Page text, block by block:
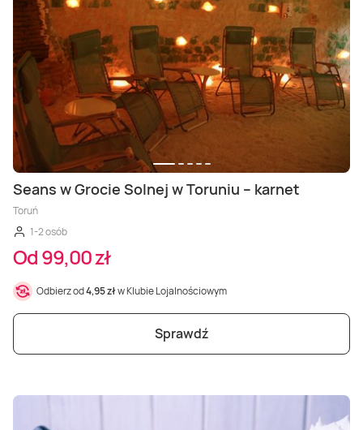
Seans w Grocie Solnej w Toruniu – karnet
Toruń
1-2 osób
Od 99,00 zł
Odbierz od4,95 złw Klubie Lojalnościowym
Sprawdź